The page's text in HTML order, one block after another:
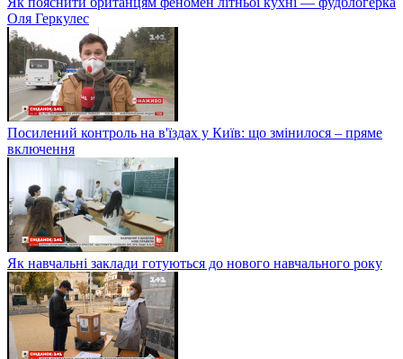
Оля Геркулес
Посилений контроль на в'їздах у Київ: що змінилося – пряме
включення
Як навчальні заклади готуються до нового навчального року